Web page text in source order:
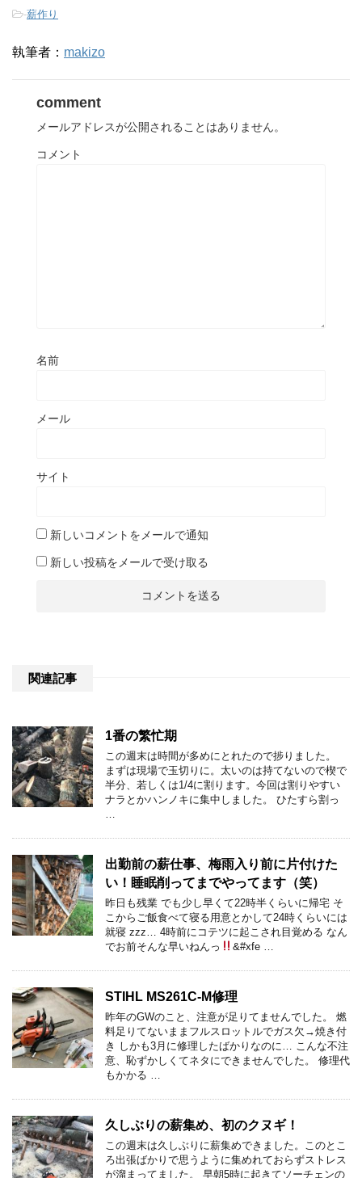
-薪作り
執筆者： makizo
comment
メールアドレスが公開されることはありません。
コメント
名前
メール
サイト
新しいコメントをメールで通知
新しい投稿をメールで受け取る
関連記事
1番の繁忙期
この週末は時間が多めにとれたので捗りました。
まずは現場で玉切りに。太いのは持てないので楔で
半分、若しくは1/4に割ります。今回は割りやすい
ナラとかハンノキに集中しました。 ひたすら割っ
出勤前の薪仕事、梅雨入り前に片付けた
い！睡眠削ってまでやってます（笑）
昨日も残業 でも少し早くて22時半くらいに帰宅 そ
こからご飯食べて寝る用意とかして24時くらいには
就寝 zzz… 4時前にコテツに起こされ目覚める なん
でお前そんな早いねんっ
&#xfe …
STIHL MS261C-M修理
昨年のGWのこと、注意が足りてませんでした。 燃
料足りてないままフルスロットルでガス欠→焼き付
き しかも3月に修理したばかりなのに… こんな不注
意、恥ずかしくてネタにできませんでした。 修理代
もかかる …
久しぶりの薪集め、初のクヌギ！
この週末は久しぶりに薪集めできました。このとこ
ろ出張ばかりで思うように集めれておらずストレス
が溜まってました。 早朝5時に起きてソーチェンの